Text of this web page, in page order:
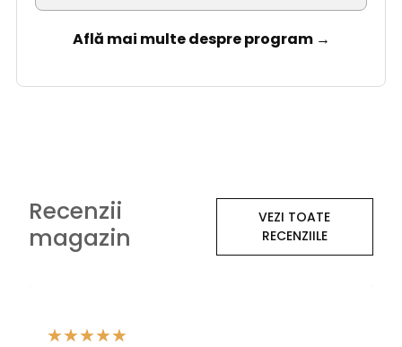
Află mai multe despre program →
Recenzii
magazin
VEZI TOATE
RECENZIILE